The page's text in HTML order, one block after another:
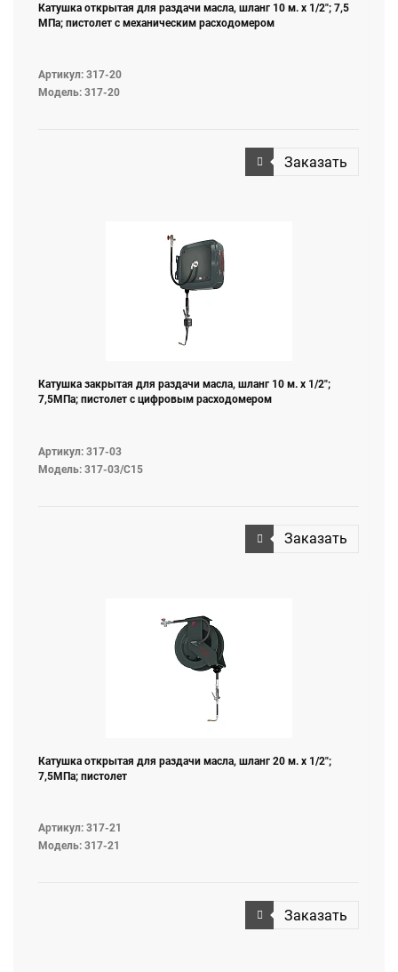
Катушка открытая для раздачи масла, шланг 10 м. х 1/2"; 7,5
МПа; пистолет с механическим расходомером
Артикул: 317-20
Модель: 317-20
Заказать
Катушка закрытая для раздачи масла, шланг 10 м. х 1/2";
7,5МПа; пистолет с цифровым расходомером
Артикул: 317-03
Модель: 317-03/С15
Заказать
Катушка открытая для раздачи масла, шланг 20 м. х 1/2";
7,5МПа; пистолет
Артикул: 317-21
Модель: 317-21
Заказать